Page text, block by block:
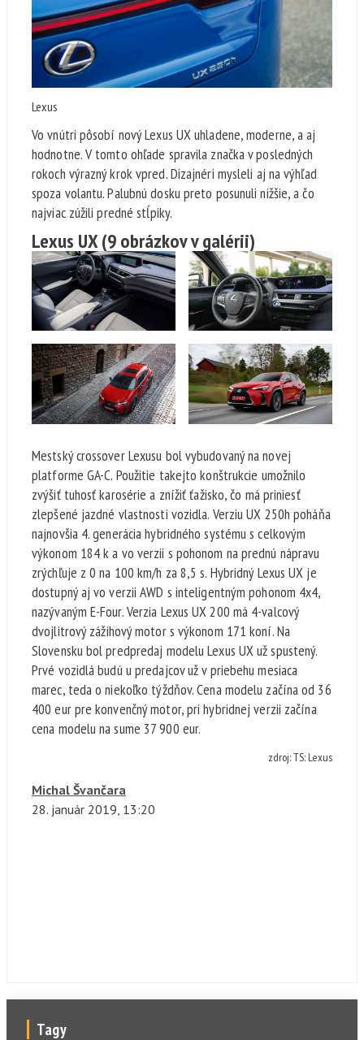
Lexus
Vo vnútri pôsobí nový Lexus UX uhladene, moderne, a aj
hodnotne. V tomto ohľade spravila značka v posledných
rokoch výrazný krok vpred. Dizajnéri mysleli aj na výhľad
spoza volantu. Palubnú dosku preto posunuli nižšie, a čo
najviac zúžili predné stĺpiky.
Lexus UX(9 obrázkov v galérii)
Mestský crossover Lexusu bol vybudovaný na novej
platforme GA-C. Použitie takejto konštrukcie umožnilo
zvýšiť tuhosť karosérie a znížiť ťažisko, čo má priniesť
zlepšené jazdné vlastnosti vozidla. Verziu UX 250h poháňa
najnovšia 4. generácia hybridného systému s celkovým
výkonom 184 k a vo verzii s pohonom na prednú nápravu
zrýchľuje z 0 na 100 km/h za 8,5 s. Hybridný Lexus UX je
dostupný aj vo verzii AWD s inteligentným pohonom 4x4,
nazývaným E-Four. Verzia Lexus UX 200 má 4-valcový
dvojlitrový zážihový motor s výkonom 171 koní. Na
Slovensku bol predpredaj modelu Lexus UX už spustený.
Prvé vozidlá budú u predajcov už v priebehu mesiaca
marec, teda o niekoľko týždňov. Cena modelu začína od 36
400 eur pre konvenčný motor, pri hybridnej verzii začína
cena modelu na sume 37 900 eur.
zdroj: TS: Lexus
Michal Švančara
28. január 2019, 13:20
Tagy